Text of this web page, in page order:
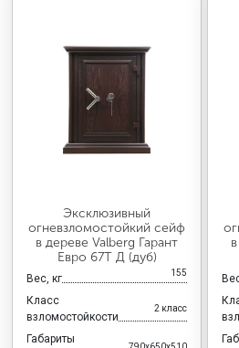
Эксклюзивный
огневзломостойкий сейф
в дереве Valberg Гарант
Евро 67Т Д (дуб)
Вес, кг 155
Класс
взломостойкости
2 класс
Габариты